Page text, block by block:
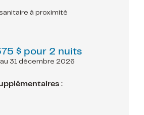
à proximité
$ pour 2 nuits
31 décembre 2026
: